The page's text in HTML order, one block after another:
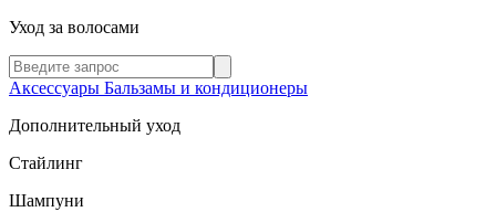
Уход за волосами
Аксессуары Бальзамы и кондиционеры
Дополнительный уход
Стайлинг
Шампуни